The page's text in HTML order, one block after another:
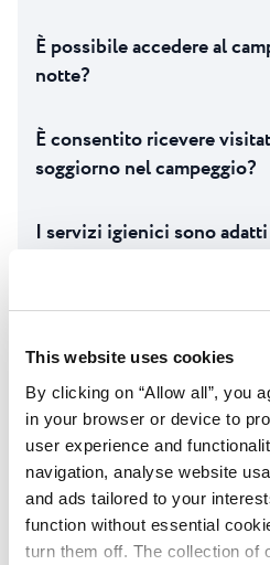
This website uses cookies
By clicking on “Allow all”, you
in your browser or device to
user experience and
navigation, analyse website
and ads tailored to your
function without essential
turn them off. The collection of
È possibile accedere al
notte?
È consentito ricevere
soggiorno nel campeggio?
I servizi igienici sono
Camping Finida
Recensioni